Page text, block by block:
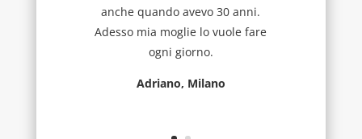
anche quando avevo 30 anni.
Adesso mia moglie lo vuole fare
ogni giorno.
Adriano, Milano